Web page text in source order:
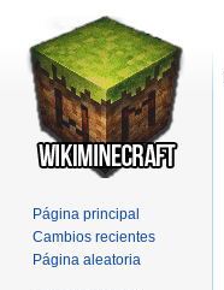
Página principal
Cambios recientes
Página aleatoria